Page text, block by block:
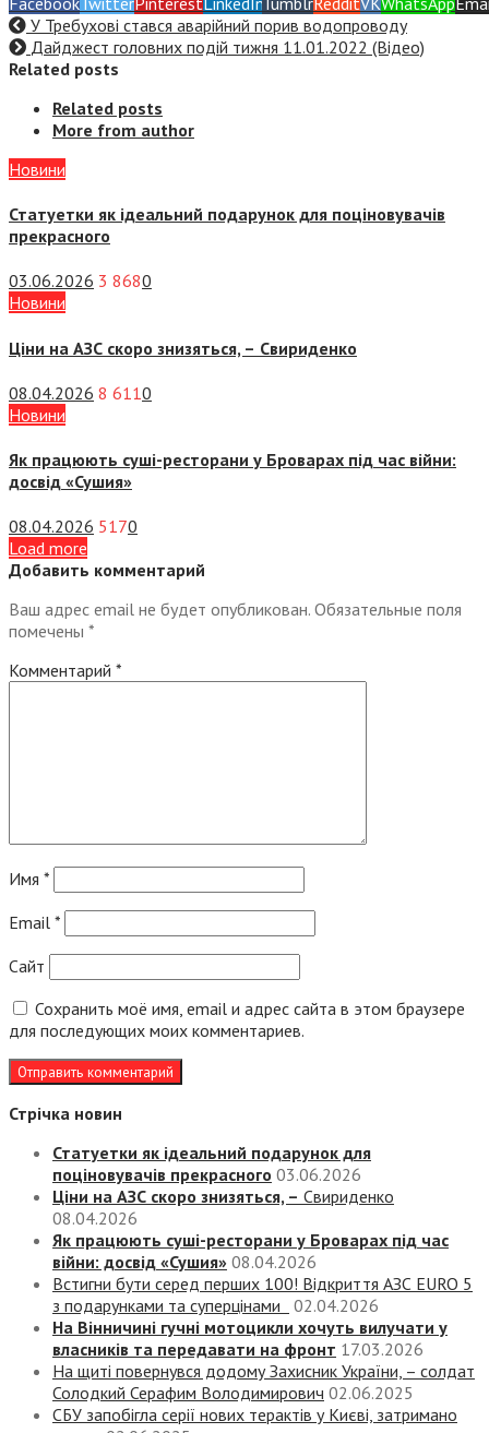
У Требухові стався аварійний порив водопроводу
Дайджест головних подій тижня 11.01.2022 (Відео)
Related posts
Related posts
More from author
Новини
Статуетки як ідеальний подарунок для поціновувачів
прекрасного
03.06.2026 3 8680
Новини
Ціни на АЗС скоро знизяться, – Свириденко
08.04.2026 8 6110
Новини
Як працюють суші-ресторани у Броварах під час війни:
досвід «Сушия»
08.04.2026 5170
Load more
Добавить комментарий
Ваш адрес email не будет опубликован. Обязательные поля
помечены *
Комментарий *
Имя *
Email *
Сайт
Сохранить моё имя, email и адрес сайта в этом браузере
для последующих моих комментариев.
Стрічка новин
Статуетки як ідеальний подарунок для
поціновувачів прекрасного 03.06.2026
Ціни на АЗС скоро знизяться, – Свириденко
08.04.2026
Як працюють суші-ресторани у Броварах під час
війни: досвід «Сушия» 08.04.2026
Встигни бути серед перших 100! Відкриття АЗС EURO 5
з подарунками та суперцінами
02.04.2026
На Вінничині гучні мотоцикли хочуть вилучати у
власників та передавати на фронт 17.03.2026
На щиті повернувся додому Захисник України, – солдат
Солодкий Серафим Володимирович 02.06.2025
СБУ запобігла серії нових терактів у Києві, затримано